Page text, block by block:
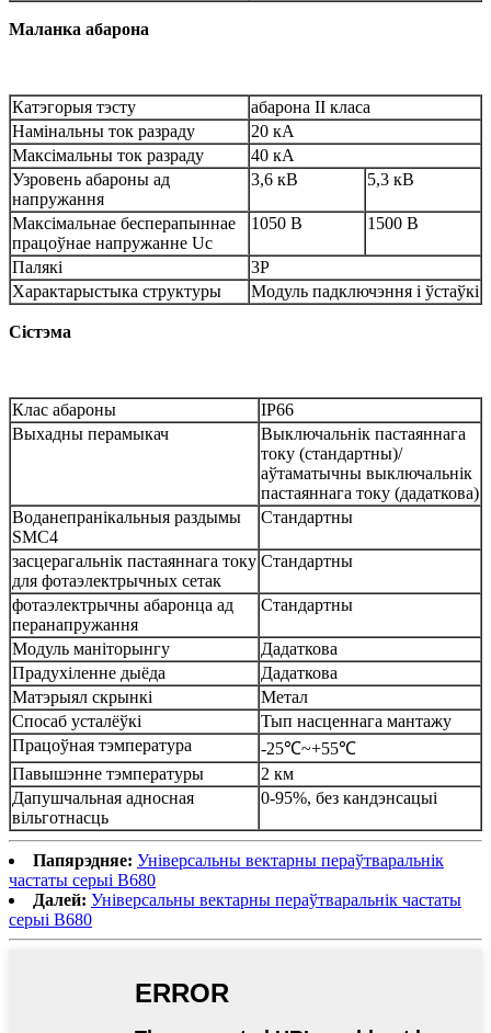
Маланка абарона
Катэгорыя тэсту
абарона II класа
Намінальны ток разраду
20 кА
Максімальны ток разраду
40 кА
Узровень абароны ад
напружання
3,6 кВ 5,3 кВ
Максімальнае бесперапыннае
працоўнае напружанне Uc
1050 В 1500 В
Палякі
3P
Характарыстыка структуры
Модуль падключэння і ўстаўкі
Сістэма
Клас абароны
IP66
Выхадны перамыкач
Выключальнік пастаяннага
току (стандартны)/
аўтаматычны выключальнік
пастаяннага току (дадаткова)
Воданепранікальныя раздымы
SMC4
Стандартны
засцерагальнік пастаяннага току
для фотаэлектрычных сетак
Стандартны
фотаэлектрычны абаронца ад
перанапружання
Стандартны
Модуль маніторынгу
Дадаткова
Прадухіленне дыёда
Дадаткова
Матэрыял скрынкі
Метал
Спосаб усталёўкі
Тып насценнага мантажу
Працоўная тэмпература
-25℃~+55℃
Павышэнне тэмпературы
2 км
Дапушчальная адносная
вільготнасць
0-95%, без кандэнсацыі
Папярэдняе: Універсальны вектарны пераўтваральнік
частаты серыі B680
Далей: Універсальны вектарны пераўтваральнік частаты
серыі B680